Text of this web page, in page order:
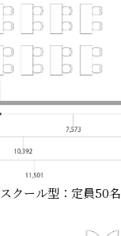
スクール型：定員50名